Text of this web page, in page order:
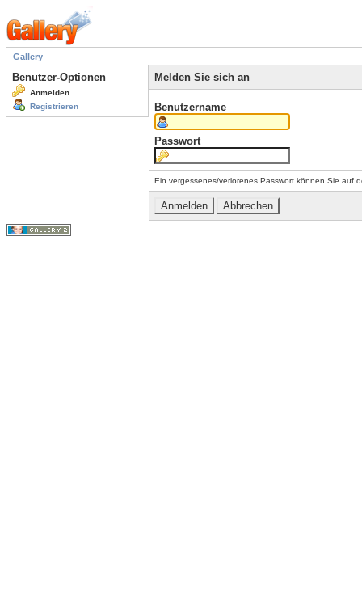
Gallery
Benutzer-Optionen
Anmelden
Registrieren
Melden Sie sich an
Benutzername
Passwort
Ein vergessenes/verlorenes Passwort können Sie auf